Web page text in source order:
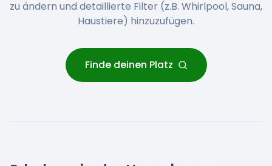
zu ändern und detaillierte Filter (z.B. Whirlpool, Sauna,
Haustiere) hinzuzufügen.
Finde deinen Platz